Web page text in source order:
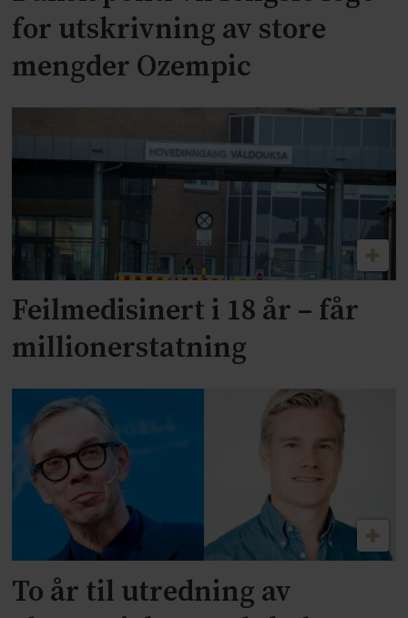
for utskrivning av store
mengder Ozempic
Feilmedisinert i 18 år – får
millionerstatning
To år til utredning av